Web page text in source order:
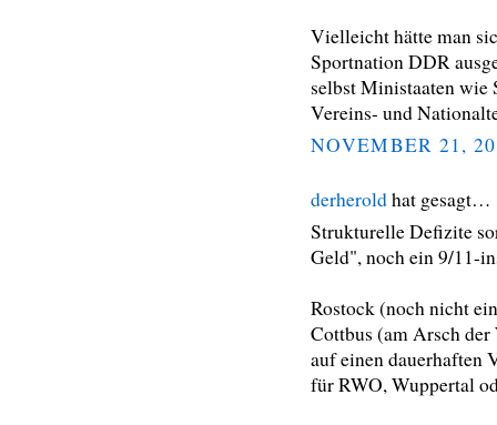
Vielleicht hätte man
Sportnation DDR
selbst Ministaaten wie
Vereins- und
NOVEMBER 21,
derheroldhat gesagt…
Strukturelle Defizite
Geld", noch ein 9/11-
Rostock (noch nicht
Cottbus (am Arsch der
auf einen dauerhaften
für RWO, Wuppertal